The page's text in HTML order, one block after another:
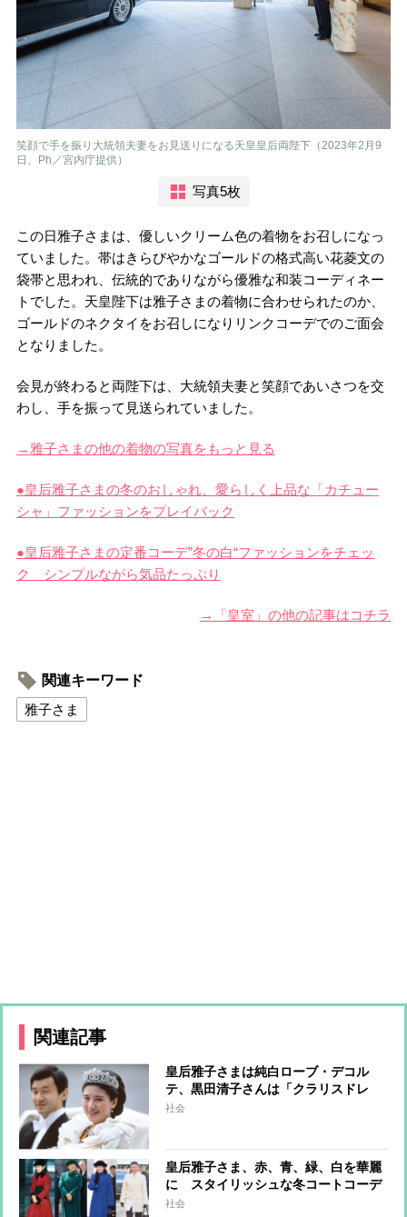
笑顔で手を振り大統領夫妻をお見送りになる天皇皇后両陛下（2023年2月9
日、Ph／宮内庁提供）
写真5枚
この日雅子さまは、優しいクリーム色の着物をお召しになっ
ていました。帯はきらびやかなゴールドの格式高い花菱文の
袋帯と思われ、伝統的でありながら優雅な和装コーディネー
トでした。天皇陛下は雅子さまの着物に合わせられたのか、
ゴールドのネクタイをお召しになりリンクコーデでのご面会
となりました。
会見が終わると両陛下は、大統領夫妻と笑顔であいさつを交
わし、手を振って見送られていました。
→雅子さまの他の着物の写真をもっと見る
●皇后雅子さまの冬のおしゃれ、愛らしく上品な「カチュー
シャ」ファッションをプレイバック
●皇后雅子さまの定番コーデ”冬の白“ファッションをチェッ
ク シンプルながら気品たっぷり
→「皇室」の他の記事はコチラ
関連キーワード
雅子さま
関連記事
皇后雅子さまは純白ローブ・デコル
テ、黒田清子さんは「クラリスドレ
ス」と話題に 女性皇族の華麗な
社会
皇后雅子さま、赤、青、緑、白を華麗
に スタイリッシュな冬コートコーデ
をチェック
社会